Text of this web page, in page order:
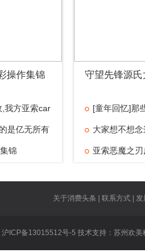
操作集锦
,我方亚索car
是亿无所有
锦
守望先锋源
[童年回忆]那
大家想不想
精彩亚索恶魔之
高 PDDWhite
雯大魔王Faker
关于消费头条 | 联系方式 |
ICP备13015512号-5 技术支持： 苏州欢美